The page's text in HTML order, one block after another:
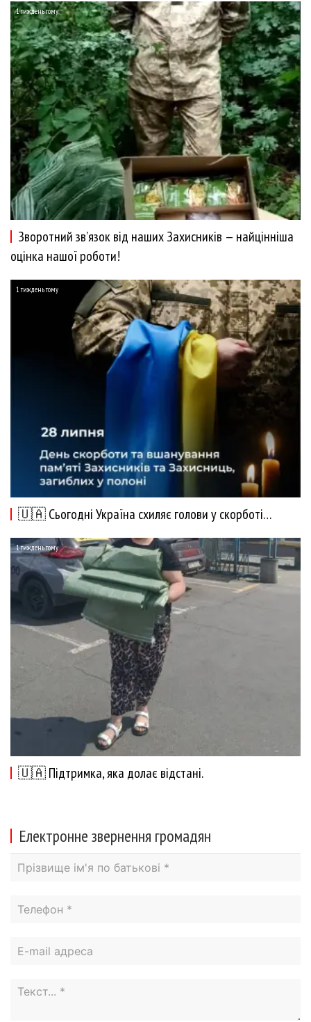
1 тиждень тому
Зворотний зв’язок від наших Захисників — найцінніша
оцінка нашої роботи!
1 тиждень тому
🇺🇦 Сьогодні Україна схиляє голови у скорботі…
1 тиждень тому
🇺🇦 Підтримка, яка долає відстані.
Електронне звернення громадян